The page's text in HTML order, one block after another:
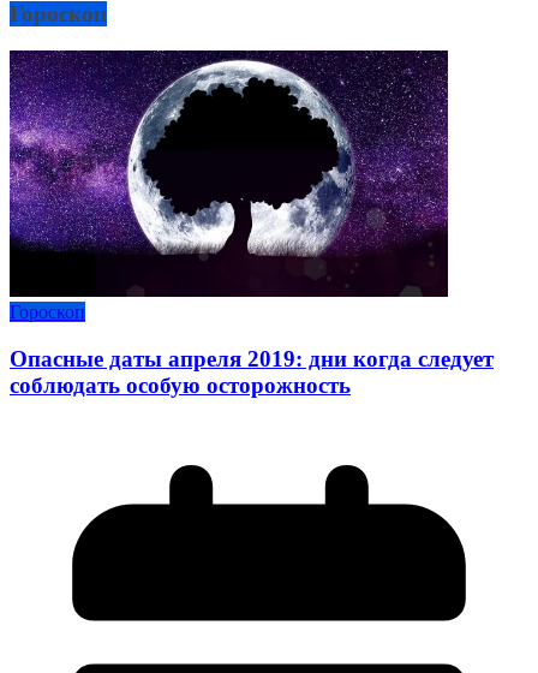
Гороскоп
Гороскоп
Опасные даты апреля 2019: дни когда следует
соблюдать особую осторожность